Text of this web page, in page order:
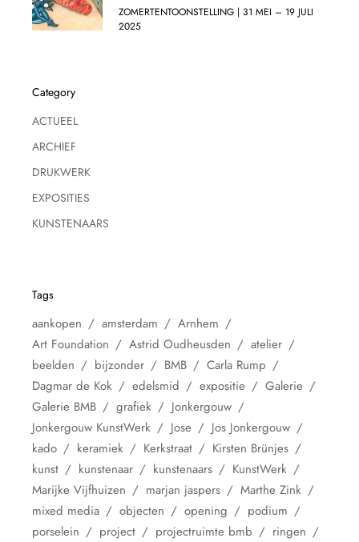
ZOMERTENTOONSTELLING | 31 MEI – 19 JULI
2025
Category
ACTUEEL
ARCHIEF
DRUKWERK
EXPOSITIES
KUNSTENAARS
Tags
aankopen amsterdam
Arnhem
Art Foundation
Astrid Oudheusden
atelier
beelden
bijzonder BMB
Carla Rump
Dagmar de Kok
edelsmid expositie
Galerie
Galerie BMB
grafiek
Jonkergouw
Jonkergouw KunstWerk
Jose
Jos Jonkergouw
kado
keramiek Kerkstraat
Kirsten Brünjes
kunst
kunstenaar kunstenaars
KunstWerk
Marijke Vijfhuizen
marjan jaspers
Marthe Zink
mixed media
objecten opening
podium
porselein
project projectruimte bmb
ringen